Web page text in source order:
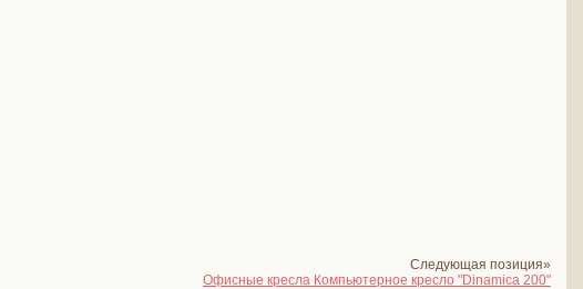
Следующая позиция»
Офисные кресла Компьютерное кресло "Dinamica 200"